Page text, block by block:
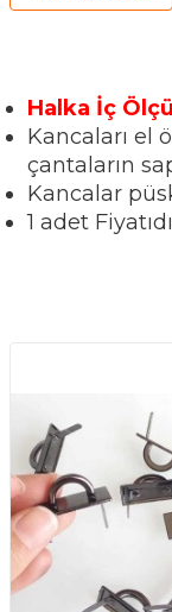
Halka İç
Kancaları el
çantaların
Kancalar
1 adet